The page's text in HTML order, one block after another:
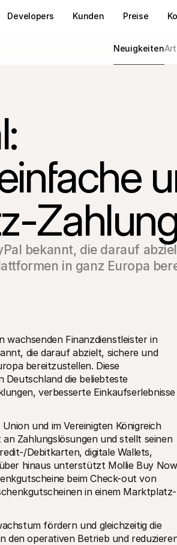
Developers Kunden Preise
Neuigkeiten
bekannt, die darauf
in ganz Europa
wachsenden Finanzdienstleister in
die darauf abzielt, sichere und
bereitzustellen. Diese
Deutschland die beliebteste
verbesserte Einkaufserlebnisse
und im Vereinigten Königreich
Zahlungslösungen und stellt seinen
Debitkarten, digitale Wallets,
hinaus unterstützt Mollie Buy Now
beim Check-out von
in einem Marktplatz-
fördern und gleichzeitig die
den operativen Betrieb und